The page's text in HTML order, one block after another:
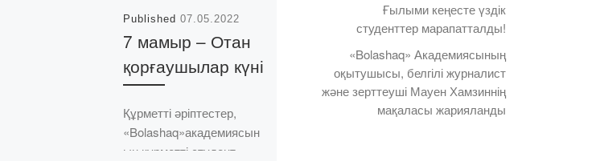
Published 07.05.2022
7 мамыр – Отан
қорғаушылар күні
Құрметті әріптестер,
«Bolashaq»академиясын
ың құрметті студент
Published
«БҰҰ Моделі
клубы» ғылыми
үйірмесінің
бірінші отырысы
Ғылыми кеңесте үздік
студенттер марапатталды!
«Bolashaq» Академиясының
оқытушысы, белгілі журналист
және зерттеуші Мауен Хамзиннің
мақаласы жарияланды